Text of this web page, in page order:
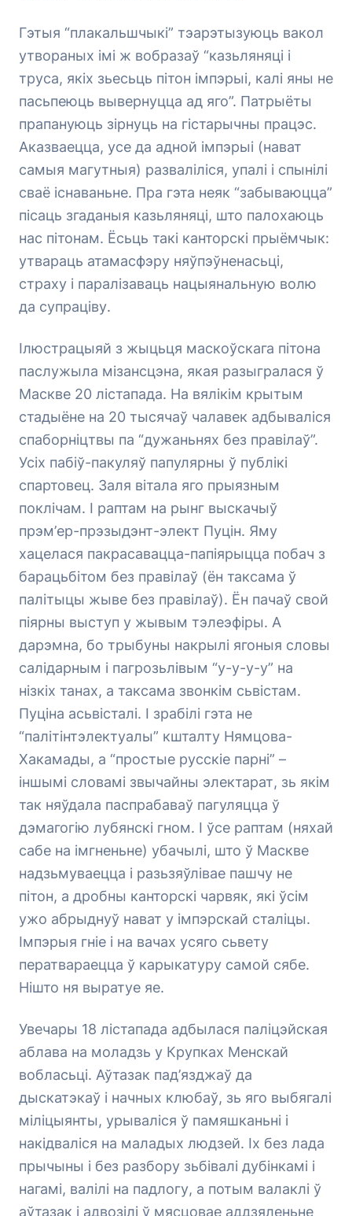
Гэтыя “плакальшчыкі” тэарэтызуюць вакол
утвораных імі ж вобразаў “казьляняці і
труса, якіх зьесьць пітон імпэрыі, калі яны не
пасьпеюць вывернуцца ад яго”. Патрыёты
прапануюць зірнуць на гістарычны працэс.
Аказваецца, усе да адной імпэрыі (нават
самыя магутныя) разваліліся, упалі і спынілі
сваё існаваньне. Пра гэта неяк “забываюцца”
пісаць згаданыя казьляняці, што палохаюць
нас пітонам. Ёсьць такі канторскі прыёмчык:
утвараць атамасфэру няўпэўненасьці,
страху і паралізаваць нацыянальную волю
да супраціву.
Ілюстрацыяй з жыцьця маскоўскага пітона
паслужыла мізансцэна, якая разыгралася ў
Маскве 20 лістапада. На вялікім крытым
стадыёне на 20 тысячаў чалавек адбываліся
спаборніцтвы па “дужаньнях без правілаў”.
Усіх пабіў-пакуляў папулярны ў публікі
спартовец. Заля вітала яго прыязным
поклічам. І раптам на рынг выскачыў
прэм’ер-прэзыдэнт-элект Пуцін. Яму
хацелася пакрасавацца-папіярыцца побач з
барацьбітом без правілаў (ён таксама ў
палітыцы жыве без правілаў). Ён пачаў свой
піярны выступ у жывым тэлеэфіры. А
дарэмна, бо трыбуны накрылі ягоныя словы
салідарным і пагрозьлівым “у-у-у-у” на
нізкіх танах, а таксама звонкім сьвістам.
Пуціна асьвісталі. І зрабілі гэта не
“палітінтэлектуалы” кшталту Нямцова-
Хакамады, а “простые русскіе парні” –
іншымі словамі звычайны электарат, зь якім
так няўдала паспрабаваў пагуляцца ў
дэмагогію лубянскі гном. І ўсе раптам (няхай
сабе на імгненьне) убачылі, што ў Маскве
надзьмуваецца і разьзяўлівае пашчу не
пітон, а дробны канторскі чарвяк, які ўсім
ужо абрыднуў нават у імпэрскай сталіцы.
Імпэрыя гніе і на вачах усяго сьвету
ператвараецца ў карыкатуру самой сябе.
Нішто ня выратуе яе.
Увечары 18 лістапада адбылася паліцэйская
аблава на моладзь у Крупках Менскай
вобласьці. Аўтазак пад’язджаў да
дыскатэкаў і начных клюбаў, зь яго выбягалі
міліцыянты, урываліся ў памяшканьні і
накідваліся на маладых людзей. Іх без лада
прычыны і без разбору зьбівалі дубінкамі і
нагамі, валілі на падлогу, а потым валаклі ў
аўтазак і адвозілі ў мясцовае аддзяленьне